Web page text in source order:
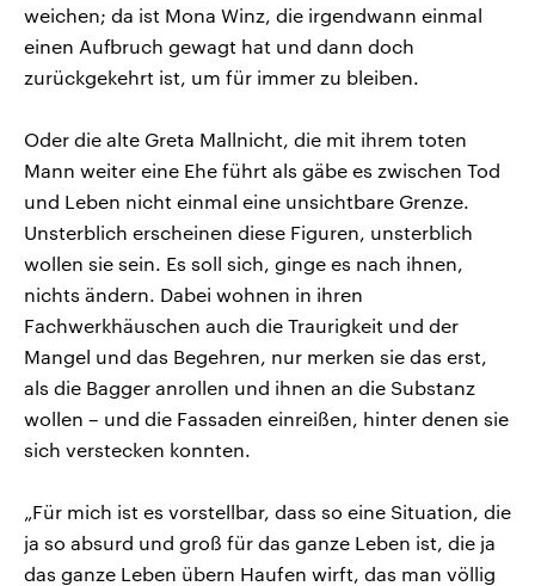
weichen; da ist Mona Winz, die irgendwann einmal
einen Aufbruch gewagt hat und dann doch
zurückgekehrt ist, um für immer zu bleiben.
Oder die alte Greta Mallnicht, die mit ihrem toten
Mann weiter eine Ehe führt als gäbe es zwischen Tod
und Leben nicht einmal eine unsichtbare Grenze.
Unsterblich erscheinen diese Figuren, unsterblich
wollen sie sein. Es soll sich, ginge es nach ihnen,
nichts ändern. Dabei wohnen in ihren
Fachwerkhäuschen auch die Traurigkeit und der
Mangel und das Begehren, nur merken sie das erst,
als die Bagger anrollen und ihnen an die Substanz
wollen – und die Fassaden einreißen, hinter denen sie
sich verstecken konnten.
„Für mich ist es vorstellbar, dass so eine Situation, die
ja so absurd und groß für das ganze Leben ist, die ja
das ganze Leben übern Haufen wirft, das man völlig